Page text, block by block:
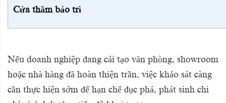
Cửa thăm bảo trì
Nếu doanh nghiệp đang cải tạo văn phòng, showroom
hoặc nhà hàng đã hoàn thiện trần, việc khảo sát càng
cần thực hiện sớm để hạn chế đục phá, phát sinh chi